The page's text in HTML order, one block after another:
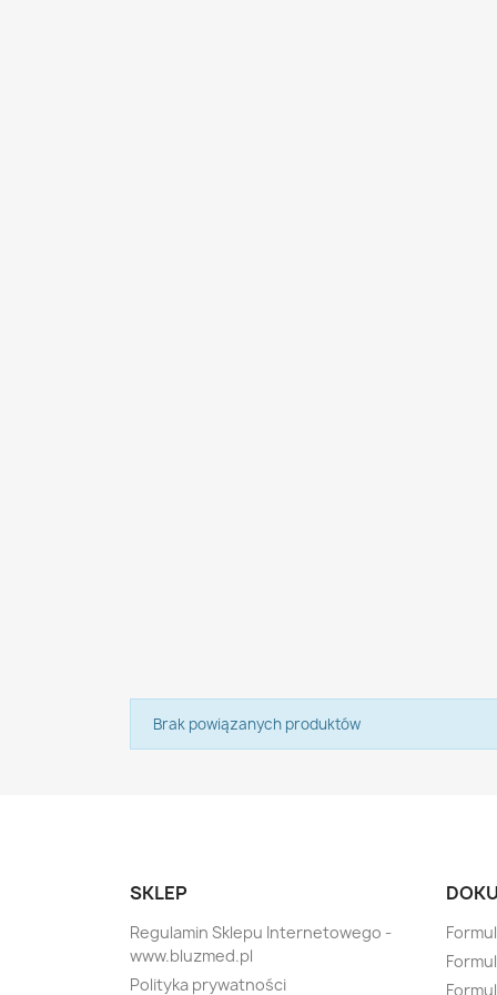
Brak powiązanych produktów
SKLEP
Regulamin Sklepu Internetowego -
www.bluzmed.pl
Polityka prywatności